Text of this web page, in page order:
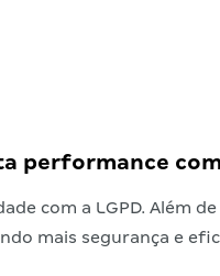
performance
com a LGPD. Além
mais segurança e